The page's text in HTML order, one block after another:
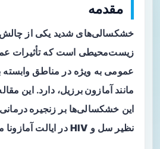
مقدمه
خشکسالی‌های شدید یکی از
زیست‌محیطی است که تأثیرات
عمومی به ویژه در مناطق وابسته
مانند آمازون برزیل، دارد. این
این خشکسالی‌ها بر زنجیره‌ درمانی
نظیر سل و HIV در ایالت آمازونا